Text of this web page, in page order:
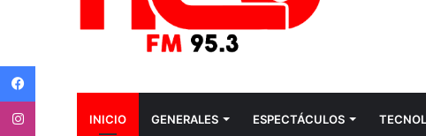
INICIO GENERALES ESPECTÁCULOS